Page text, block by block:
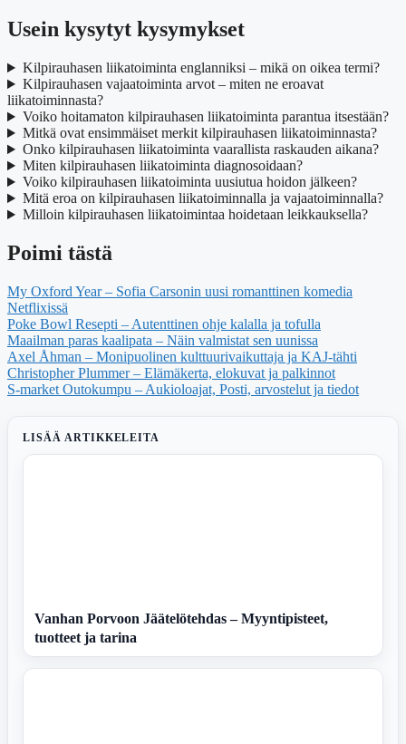
Usein kysytyt kysymykset
Kilpirauhasen liikatoiminta englanniksi – mikä on oikea termi?
Kilpirauhasen vajaatoiminta arvot – miten ne eroavat
liikatoiminnasta?
Voiko hoitamaton kilpirauhasen liikatoiminta parantua itsestään?
Mitkä ovat ensimmäiset merkit kilpirauhasen liikatoiminnasta?
Onko kilpirauhasen liikatoiminta vaarallista raskauden aikana?
Miten kilpirauhasen liikatoiminta diagnosoidaan?
Voiko kilpirauhasen liikatoiminta uusiutua hoidon jälkeen?
Mitä eroa on kilpirauhasen liikatoiminnalla ja vajaatoiminnalla?
Milloin kilpirauhasen liikatoimintaa hoidetaan leikkauksella?
Poimi tästä
My Oxford Year – Sofia Carsonin uusi romanttinen komedia
Netflixissä
Poke Bowl Resepti – Autenttinen ohje kalalla ja tofulla
Maailman paras kaalipata – Näin valmistat sen uunissa
Axel Åhman – Monipuolinen kulttuurivaikuttaja ja KAJ-tähti
Christopher Plummer – Elämäkerta, elokuvat ja palkinnot
S-market Outokumpu – Aukioloajat, Posti, arvostelut ja tiedot
LISÄÄ ARTIKKELEITA
Vanhan Porvoon Jäätelötehdas – Myyntipisteet,
tuotteet ja tarina